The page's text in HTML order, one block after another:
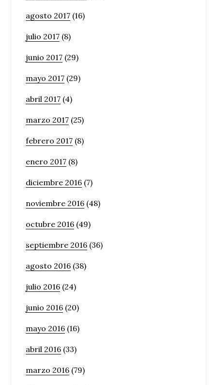
agosto 2017 (16)
julio 2017 (8)
junio 2017 (29)
mayo 2017 (29)
abril 2017 (4)
marzo 2017 (25)
febrero 2017 (8)
enero 2017 (8)
diciembre 2016 (7)
noviembre 2016 (48)
octubre 2016 (49)
septiembre 2016 (36)
agosto 2016 (38)
julio 2016 (24)
junio 2016 (20)
mayo 2016 (16)
abril 2016 (33)
marzo 2016 (79)